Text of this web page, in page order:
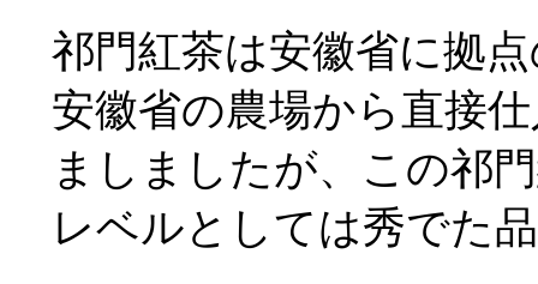
祁門紅茶は安徽省に拠
安徽省の農場から直接
ましましたが、この祁
レベルとしては秀でた